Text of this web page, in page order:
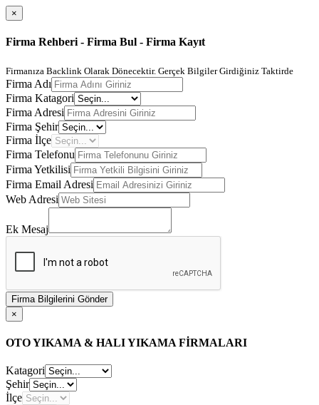
×
Firma Rehberi - Firma Bul - Firma Kayıt
Firmanıza Backlink Olarak Dönecektir. Gerçek Bilgiler Girdiğiniz Taktirde
Firma Adı
Firma Katagori
Firma Adresi
Firma Şehir
Firma İlçe
Firma Telefonu
Firma Yetkilisi
Firma Email Adresi
Web Adresi
Ek Mesaj
Firma Bilgilerini Gönder
×
OTO YIKAMA & HALI YIKAMA FİRMALARI
Katagori
Şehir
İlçe